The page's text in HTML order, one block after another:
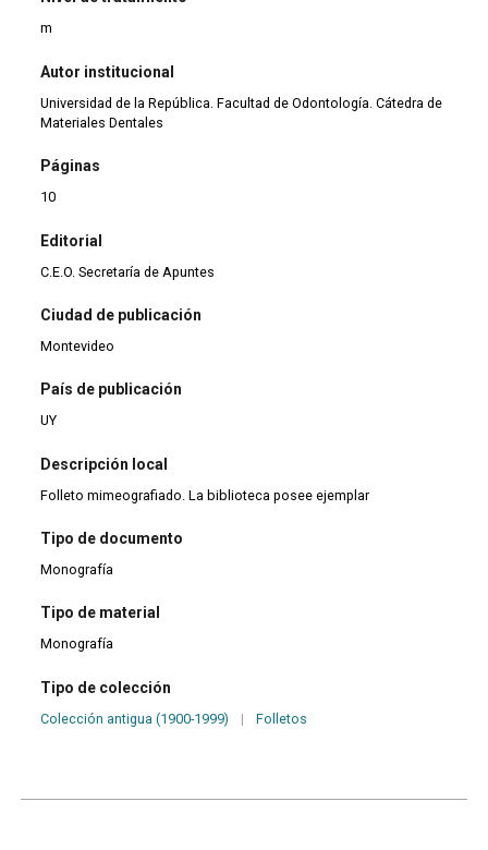
m
Autor institucional
Universidad de la República. Facultad de Odontología. Cátedra de
Materiales Dentales
Páginas
10
Editorial
C.E.O. Secretaría de Apuntes
Ciudad de publicación
Montevideo
País de publicación
UY
Descripción local
Folleto mimeografiado. La biblioteca posee ejemplar
Tipo de documento
Monografía
Tipo de material
Monografía
Tipo de colección
Colección antigua (1900-1999) | Folletos